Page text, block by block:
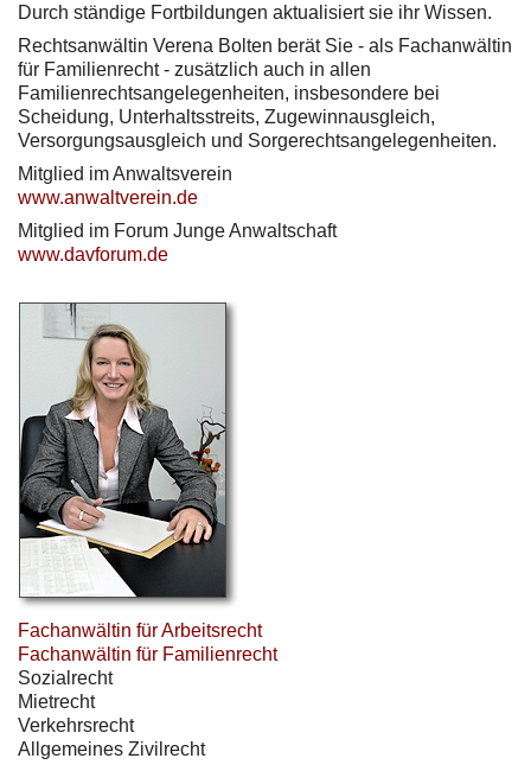
Durch ständige Fortbildungen aktualisiert sie ihr Wissen.
Rechtsanwältin Verena Bolten berät Sie - als Fachanwältin
für Familienrecht - zusätzlich auch in allen
Familienrechtsangelegenheiten, insbesondere bei
Scheidung, Unterhaltsstreits, Zugewinnausgleich,
Versorgungsausgleich und Sorgerechtsangelegenheiten.
Mitglied im Anwaltsverein
www.anwaltverein.de
Mitglied im Forum Junge Anwaltschaft
www.davforum.de
Fachanwältin für Arbeitsrecht
Fachanwältin für Familienrecht
Sozialrecht
Mietrecht
Verkehrsrecht
Allgemeines Zivilrecht